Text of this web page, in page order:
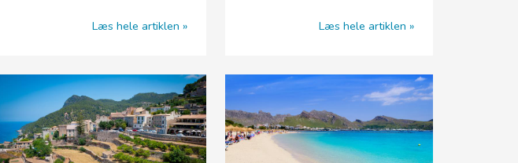
Læs hele artiklen Læs hele artiklen